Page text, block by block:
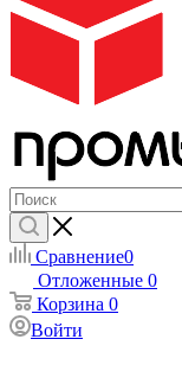
Сравнение0
Отложенные 0
Корзина 0
Войти